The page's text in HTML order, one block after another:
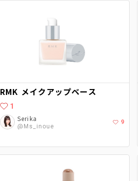
RMK メイクアップベース
1
Serika
@Ms_inoue
9